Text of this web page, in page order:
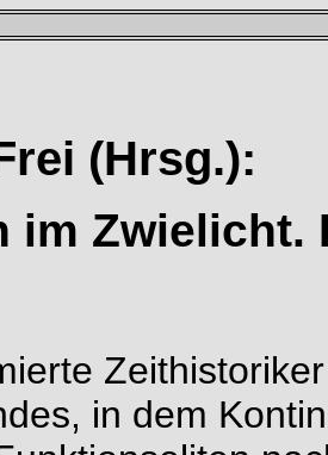
(Hrsg.):
im Zwielicht.
in dem